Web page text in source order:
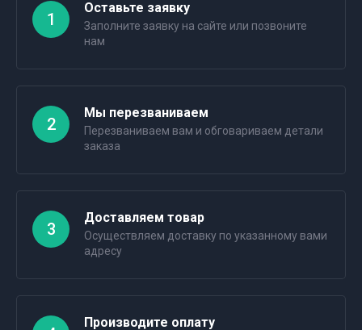
1
Оставьте заявку
Заполните заявку на сайте или позвоните
нам
2
Мы перезваниваем
Перезваниваем вам и обговариваем детали
заказа
3
Доставляем товар
Осуществляем доставку по указанному вами
адресу
Производите оплату